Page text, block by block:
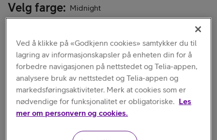
Velg farge: Midnight
Få på nettlager (9)
Klikk og Hent er tilgjengelig
i 9 butikker
Velg betalingsmetode
Ved å klikke på «Godkjenn cookies» samtykker du til
lagring av informasjonskapsler på enheten din for å
forbedre navigasjonen på nettstedet og Telia-appen,
analysere bruk av nettstedet og Telia-appen og
markedsføringsaktiviteter. Merk at cookies som er
nødvendige for funksjonalitet er obligatoriske. Les
mer om personvern og cookies.